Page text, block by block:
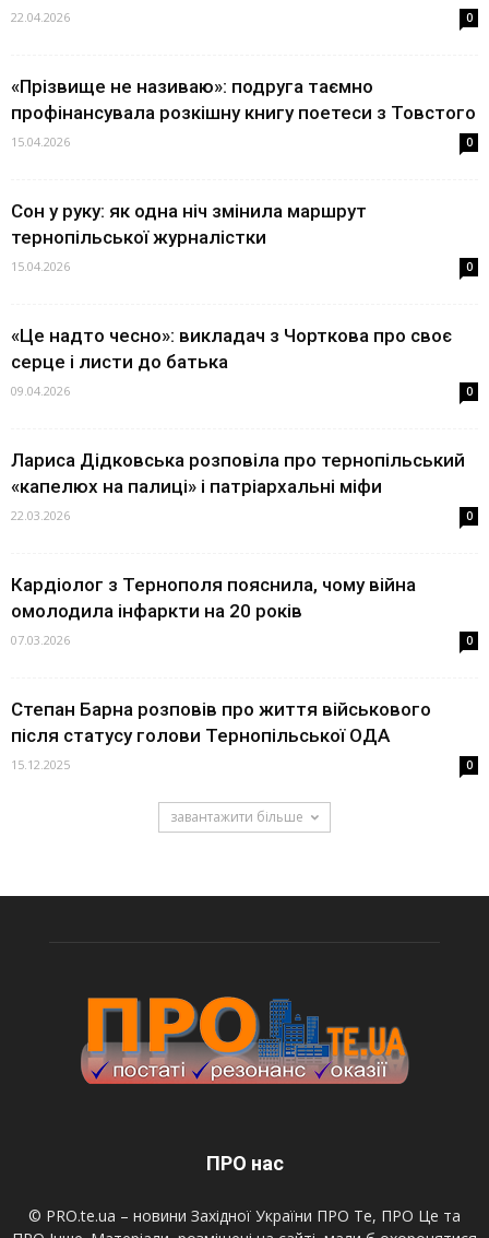
22.04.2026 0
«Прізвище не називаю»: подруга таємно
профінансувала розкішну книгу поетеси з Товстого
15.04.2026 0
Сон у руку: як одна ніч змінила маршрут
тернопільської журналістки
15.04.2026 0
«Це надто чесно»: викладач з Чорткова про своє
серце і листи до батька
09.04.2026 0
Лариса Дідковська розповіла про тернопільський
«капелюх на палиці» і патріархальні міфи
22.03.2026 0
Кардіолог з Тернополя пояснила, чому війна
омолодила інфаркти на 20 років
07.03.2026 0
Степан Барна розповів про життя військового
після статусу голови Тернопільської ОДА
15.12.2025 0
завантажити більше
ПРО нас
© PRO.te.ua – новини Західної України ПРО Те, ПРО Це та